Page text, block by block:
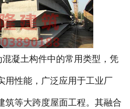
安徽预应力混凝土吊车梁
安徽荷载试验
混凝土构件中的常用类型，凭
用性能，广泛应用于工业厂
筑等大跨度屋面工程。其融合